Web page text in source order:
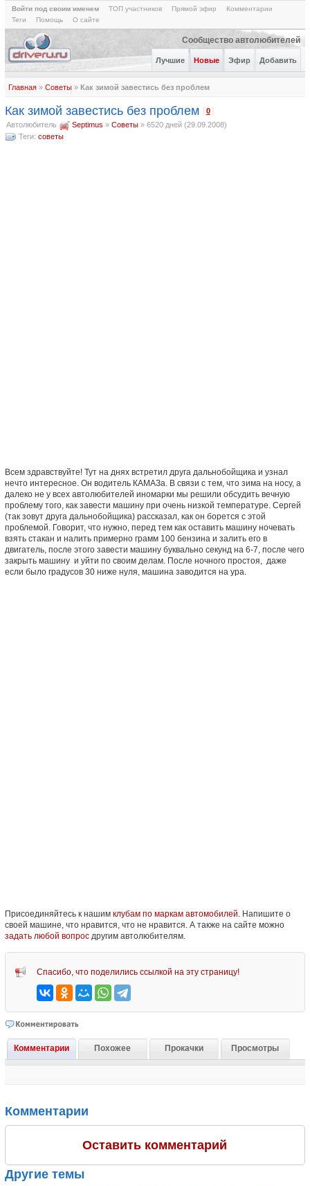
Войти под своим именем ТОП участников Прямой эфир
Комментарии
Теги
Помощь О сайте
Сообщество автолюбителей
Лучшие Новые Эфир Добавить
Главная» Советы» Как зимой завестись без проблем
Как зимой завестись без проблем [0
Автолюбитель Septimus » Советы» 6520 дней (29.09.2008)
Теги: советы
Всем здравствуйте! Тут на днях встретил друга дальнобойщика и узнал
нечто интересное. Он водитель КАМАЗа. В связи с тем, что зима на носу, а
далеко не у всех автолюбителей иномарки мы решили обсудить вечную
проблему того, как завести машину при очень низкой температуре. Сергей
(так зовут друга дальнобойщика) рассказал, как он борется с этой
проблемой. Говорит, что нужно, перед тем как оставить машину ночевать
взять стакан и налить примерно грамм 100 бензина и залить его в
двигатель, после этого завести машину буквально секунд на 6-7, после чего
закрыть машину и уйти по своим делам. После ночного простоя, даже
если было градусов 30 ниже нуля, машина заводится на ура.
Присоединяйтесь к нашим клубам по маркам автомобилей. Напишите о
своей машине, что нравится, что не нравится. А также на сайте можно
задать любой вопросдругим автолюбителям.
Спасибо, что поделились ссылкой на эту страницу!
Комментарии Похожее Прокачки Просмотры
Комментарии
Оставить комментарий
Другие темы